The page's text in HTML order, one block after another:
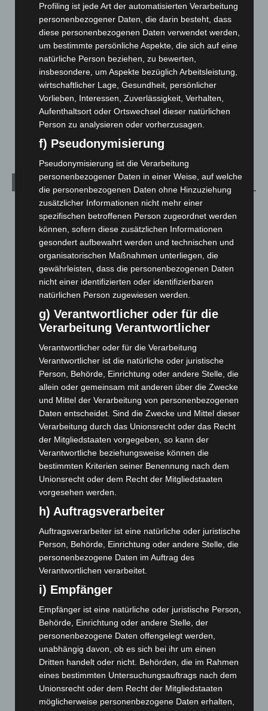
Corona-News
712
Hannover und Region
5.037
Langenhagen und Ortsteile
3.250
Leserbriefe
Menschen
Über uns
Veranstaltungen
1.887
Archiv
August 2026(12)
Juli 2026(73)
Juni 2026(139)
Mai 2026(99)
April 2026(99)
März 2026(115)
Februar 2026(109)
Januar 2026 (122)
Dezember 2025(103)
November 2025(114)
Oktober 2025(112)
September 2025(93)
August 2025(90)
Juli 2025 (90)
Juni 2025(103)
Mai 2025(112)
April 2025(88)
März 2025(111)
Februar 2025(96)
Januar 2025(88)
Dezember 2024(89)
November 2024(94)
September 2024(112)
August 2024(107)
Juli 2024(89)
Juni 2024(107)
Mai 2024(149)
Profiling ist jede Art der automatisierten Verarbeitung
personenbezogener Daten, die darin besteht, dass
diese personenbezogenen Daten verwendet werden,
um bestimmte persönliche Aspekte, die sich auf eine
natürliche Person beziehen, zu bewerten,
insbesondere, um Aspekte bezüglich Arbeitsleistung,
wirtschaftlicher Lage, Gesundheit, persönlicher
Vorlieben, Interessen, Zuverlässigkeit, Verhalten,
Aufenthaltsort oder Ortswechsel dieser natürlichen
Person zu analysieren oder vorherzusagen.
f) Pseudonymisierung
Pseudonymisierung ist die Verarbeitung
personenbezogener Daten in einer Weise, auf welche
die personenbezogenen Daten ohne Hinzuziehung
zusätzlicher Informationen nicht mehr einer
spezifischen betroffenen Person zugeordnet werden
können, sofern diese zusätzlichen Informationen
gesondert aufbewahrt werden und technischen und
organisatorischen Maßnahmen unterliegen, die
gewährleisten, dass die personenbezogenen Daten
nicht einer identifizierten oder identifizierbaren
natürlichen Person zugewiesen werden.
g) Verantwortlicher oder für die
Verarbeitung Verantwortlicher
Verantwortlicher oder für die Verarbeitung
Verantwortlicher ist die natürliche oder juristische
Person, Behörde, Einrichtung oder andere Stelle, die
allein oder gemeinsam mit anderen über die Zwecke
und Mittel der Verarbeitung von personenbezogenen
Daten entscheidet. Sind die Zwecke und Mittel dieser
Verarbeitung durch das Unionsrecht oder das Recht
der Mitgliedstaaten vorgegeben, so kann der
Verantwortliche beziehungsweise können die
bestimmten Kriterien seiner Benennung nach dem
Unionsrecht oder dem Recht der Mitgliedstaaten
vorgesehen werden.
h) Auftragsverarbeiter
Auftragsverarbeiter ist eine natürliche oder juristische
Person, Behörde, Einrichtung oder andere Stelle, die
personenbezogene Daten im Auftrag des
Verantwortlichen verarbeitet.
i) Empfänger
Empfänger ist eine natürliche oder juristische Person,
Behörde, Einrichtung oder andere Stelle, der
personenbezogene Daten offengelegt werden,
unabhängig davon, ob es sich bei ihr um einen
Dritten handelt oder nicht. Behörden, die im Rahmen
eines bestimmten Untersuchungsauftrags nach dem
Unionsrecht oder dem Recht der Mitgliedstaaten
möglicherweise personenbezogene Daten erhalten,